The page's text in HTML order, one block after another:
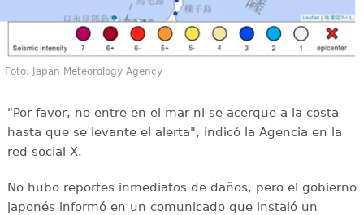
Foto: Japan Meteorology Agency
"Por favor, no entre en el mar ni se acerque a la costa
hasta que se levante el alerta", indicó la Agencia en la
red social X.
No hubo reportes inmediatos de daños, pero el gobierno
japonés informó en un comunicado que instaló un